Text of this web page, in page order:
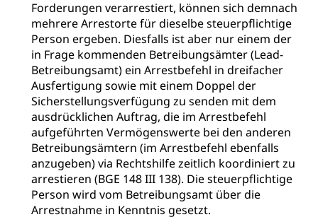
Forderungen verarrestiert, können sich demnach
mehrere Arrestorte für dieselbe steuerpflichtige
Person ergeben. Diesfalls ist aber nur einem der
in Frage kommenden Betreibungsämter (Lead-
Betreibungsamt) ein Arrestbefehl in dreifacher
Ausfertigung sowie mit einem Doppel der
Sicherstellungsverfügung zu senden mit dem
ausdrücklichen Auftrag, die im Arrestbefehl
aufgeführten Vermögenswerte bei den anderen
Betreibungsämtern (im Arrestbefehl ebenfalls
anzugeben) via Rechtshilfe zeitlich koordiniert zu
arrestieren (BGE 148 III 138). Die steuerpflichtige
Person wird vom Betreibungsamt über die
Arrestnahme in Kenntnis gesetzt.